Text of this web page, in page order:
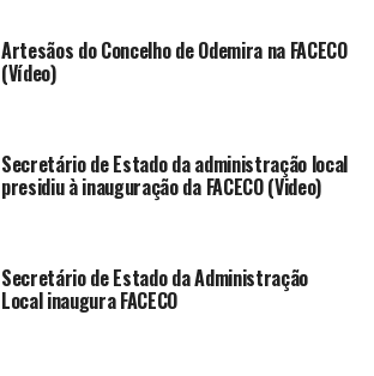
Artesãos do Concelho de Odemira na FACECO
(Vídeo)
Secretário de Estado da administração local
presidiu à inauguração da FACECO (Video)
Secretário de Estado da Administração
Local inaugura FACECO